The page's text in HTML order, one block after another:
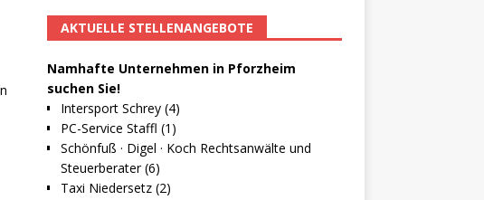
AKTUELLE STELLENANGEBOTE
Namhafte Unternehmen in Pforzheim
suchen Sie!
Intersport Schrey (4)
PC-Service Staffl (1)
Schönfuß · Digel · Koch Rechtsanwälte und
Steuerberater (6)
Taxi Niedersetz (2)